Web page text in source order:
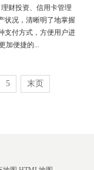
财投资、信用卡管理
状况，清晰明了地掌握
支付方式，方便用户进
加便捷的...
5
末页